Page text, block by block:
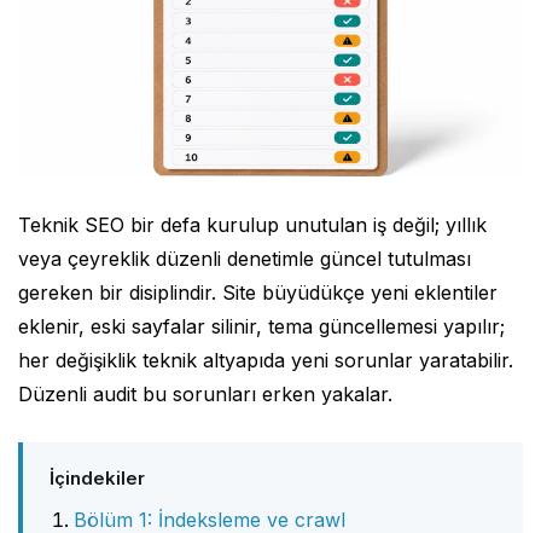
Teknik SEO bir defa kurulup unutulan iş değil; yıllık
veya çeyreklik düzenli denetimle güncel tutulması
gereken bir disiplindir. Site büyüdükçe yeni eklentiler
eklenir, eski sayfalar silinir, tema güncellemesi yapılır;
her değişiklik teknik altyapıda yeni sorunlar yaratabilir.
Düzenli audit bu sorunları erken yakalar.
İçindekiler
Bölüm 1: İndeksleme ve crawl